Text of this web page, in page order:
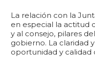
La relación con la
en especial la actitud
y al consejo, pilares
gobierno. La claridad
oportunidad y